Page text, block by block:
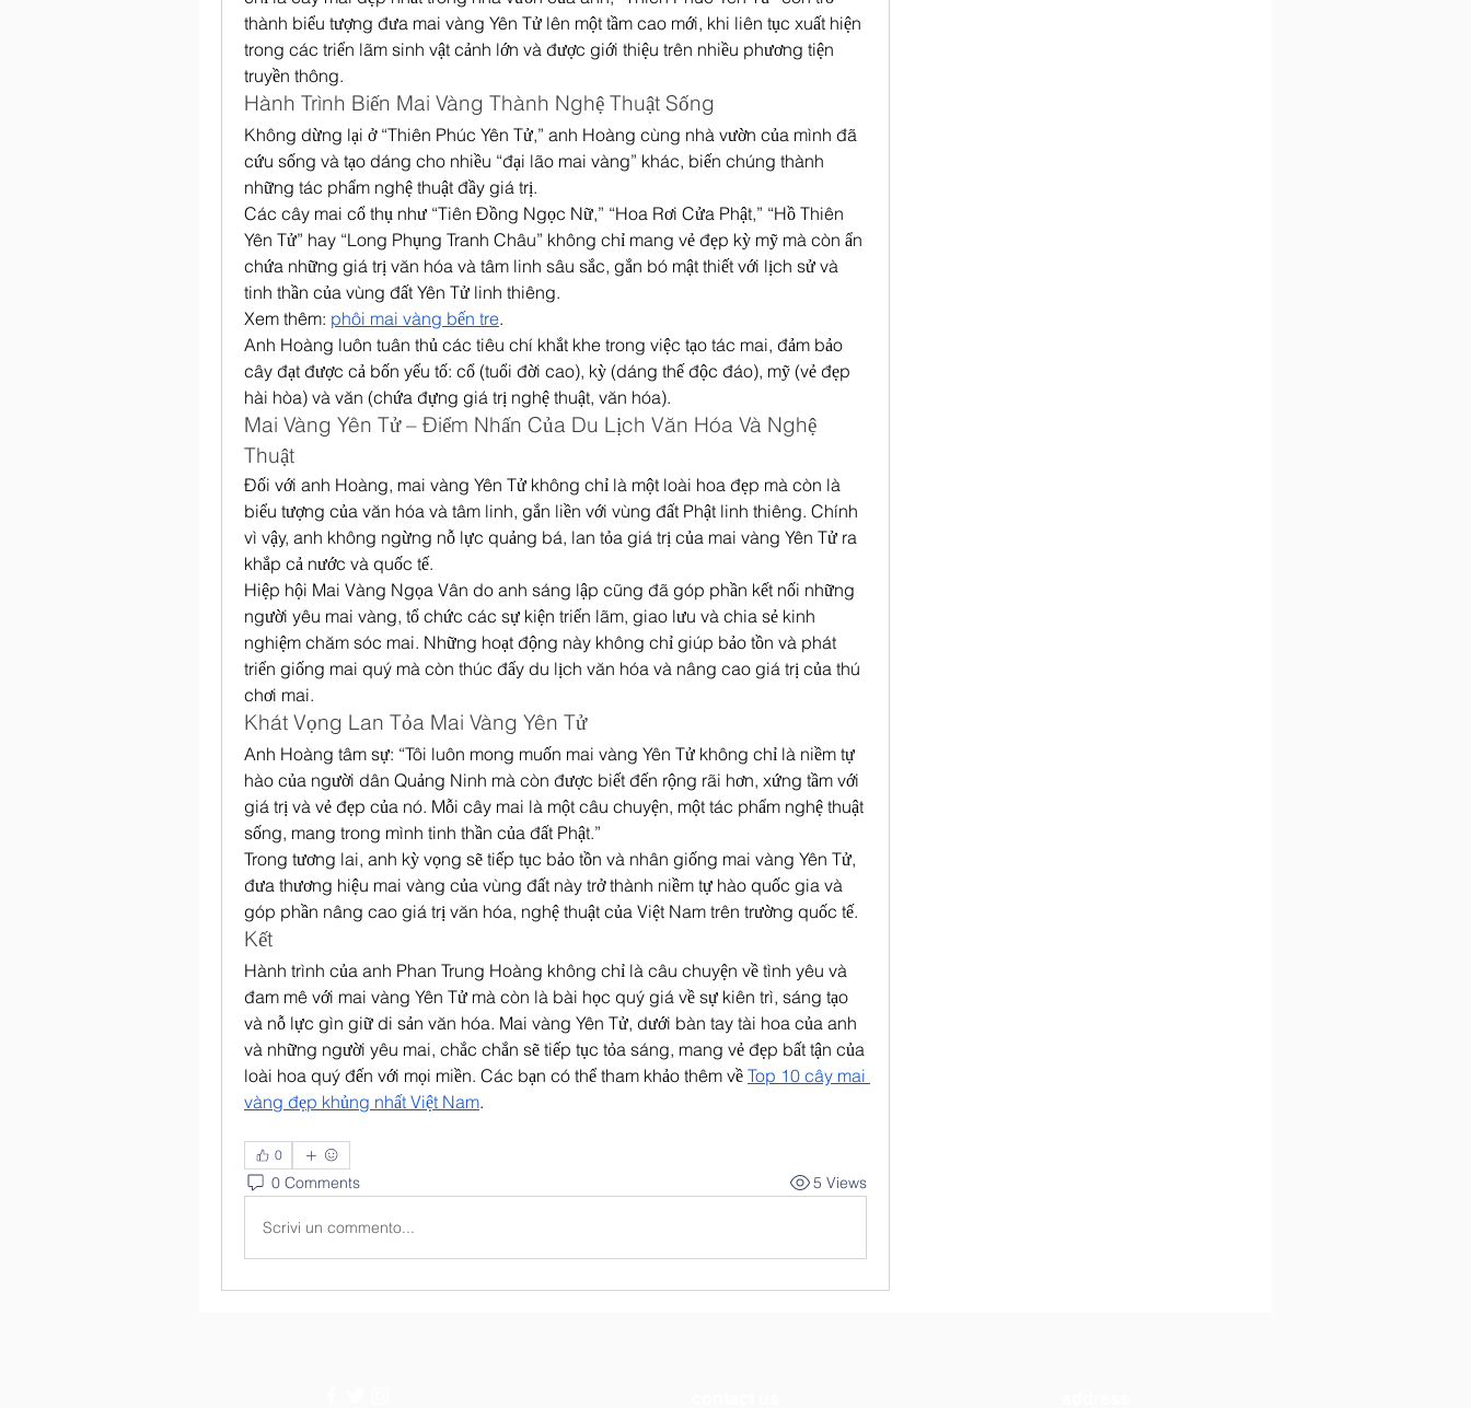
thành biểu tượng đưa mai vàng Yên Tử lên một tầm cao mới, khi liên tục xuất hiện
trong các triển lãm sinh vật cảnh lớn và được giới thiệu trên nhiều phương tiện
truyền thông.
Hành Trình Biến Mai Vàng Thành Nghệ Thuật Sống
Không dừng lại ở “Thiên Phúc Yên Tử,” anh Hoàng cùng nhà vườn của mình đã
cứu sống và tạo dáng cho nhiều “đại lão mai vàng” khác, biến chúng thành
những tác phẩm nghệ thuật đầy giá trị.
Các cây mai cổ thụ như “Tiên Đồng Ngọc Nữ,” “Hoa Rơi Cửa Phật,” “Hồ Thiên
Yên Tử” hay “Long Phụng Tranh Châu” không chỉ mang vẻ đẹp kỳ mỹ mà còn ẩn
chứa những giá trị văn hóa và tâm linh sâu sắc, gắn bó mật thiết với lịch sử và
tinh thần của vùng đất Yên Tử linh thiêng.
Xem thêm: phôi mai vàng bến tre.
Anh Hoàng luôn tuân thủ các tiêu chí khắt khe trong việc tạo tác mai, đảm bảo
cây đạt được cả bốn yếu tố: cổ (tuổi đời cao), kỳ (dáng thế độc đáo), mỹ (vẻ đẹp
hài hòa) và văn (chứa đựng giá trị nghệ thuật, văn hóa).
Mai Vàng Yên Tử – Điểm Nhấn Của Du Lịch Văn Hóa Và Nghệ
Thuật
Đối với anh Hoàng, mai vàng Yên Tử không chỉ là một loài hoa đẹp mà còn là
biểu tượng của văn hóa và tâm linh, gắn liền với vùng đất Phật linh thiêng. Chính
vì vậy, anh không ngừng nỗ lực quảng bá, lan tỏa giá trị của mai vàng Yên Tử ra
khắp cả nước và quốc tế.
Hiệp hội Mai Vàng Ngọa Vân do anh sáng lập cũng đã góp phần kết nối những
người yêu mai vàng, tổ chức các sự kiện triển lãm, giao lưu và chia sẻ kinh
nghiệm chăm sóc mai. Những hoạt động này không chỉ giúp bảo tồn và phát
triển giống mai quý mà còn thúc đẩy du lịch văn hóa và nâng cao giá trị của thú
chơi mai.
Khát Vọng Lan Tỏa Mai Vàng Yên Tử
Anh Hoàng tâm sự: “Tôi luôn mong muốn mai vàng Yên Tử không chỉ là niềm tự
hào của người dân Quảng Ninh mà còn được biết đến rộng rãi hơn, xứng tầm với
giá trị và vẻ đẹp của nó. Mỗi cây mai là một câu chuyện, một tác phẩm nghệ thuật
sống, mang trong mình tinh thần của đất Phật.”
Trong tương lai, anh kỳ vọng sẽ tiếp tục bảo tồn và nhân giống mai vàng Yên Tử,
đưa thương hiệu mai vàng của vùng đất này trở thành niềm tự hào quốc gia và
góp phần nâng cao giá trị văn hóa, nghệ thuật của Việt Nam trên trường quốc tế.
Kết
Hành trình của anh Phan Trung Hoàng không chỉ là câu chuyện về tình yêu và
đam mê với mai vàng Yên Tử mà còn là bài học quý giá về sự kiên trì, sáng tạo
và nỗ lực gìn giữ di sản văn hóa. Mai vàng Yên Tử, dưới bàn tay tài hoa của anh
và những người yêu mai, chắc chắn sẽ tiếp tục tỏa sáng, mang vẻ đẹp bất tận của
loài hoa quý đến với mọi miền. Các bạn có thể tham khảo thêm về Top 10 cây mai
vàng đẹp khủng nhất Việt Nam.
0
0 Comments 5 Views
Scrivi un commento...